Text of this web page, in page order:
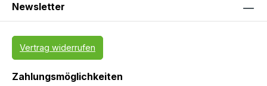
Newsletter
Vertrag widerrufen
Zahlungsmöglichkeiten